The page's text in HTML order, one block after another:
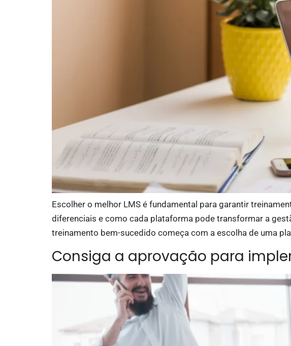
Escolher o melhor LMS é fundamental para garantir
diferenciais e como cada plataforma pode transformar a
treinamento bem-sucedido começa com a escolha de uma
Consiga a aprovação para